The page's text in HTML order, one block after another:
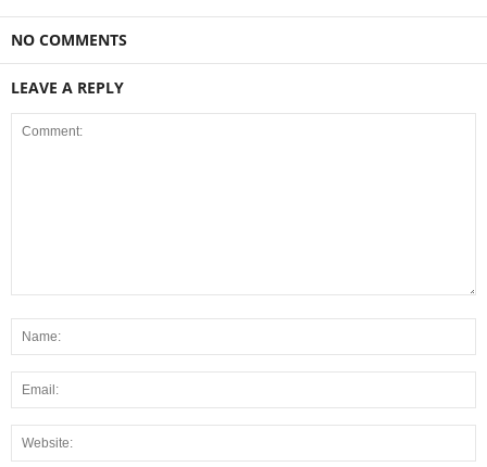
NO COMMENTS
LEAVE A REPLY